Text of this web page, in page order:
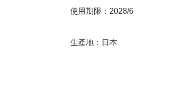
使用期限：2028/6
生產地：日本